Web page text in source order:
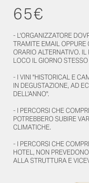
65€
- L'ORGANIZZATORE
TRAMITE EMAIL OPPURE
ORARIO ALTERNATIVO.
LOCO IL GIORNO
- I VINI "HISTORICAL E
IN DEGUSTAZIONE, AD
DELL'ANNO".
- I PERCORSI CHE
POTREBBERO SUBIRE
CLIMATICHE.
- I PERCORSI CHE
HOTEL, NON
ALLA STRUTTURA E